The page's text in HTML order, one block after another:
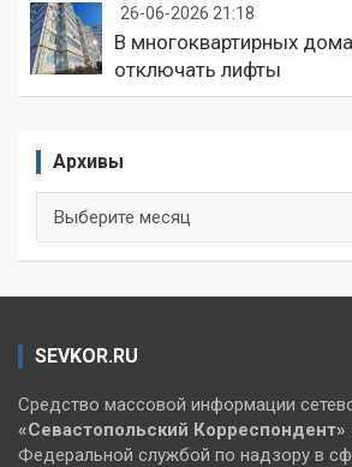
26-06-2026 21:18
В многоквартирных
отключать лифты
Архивы
SEVKOR.RU
Средство массовой информации
«Севастопольский Корреспондент»
Федеральной службой по надзору в